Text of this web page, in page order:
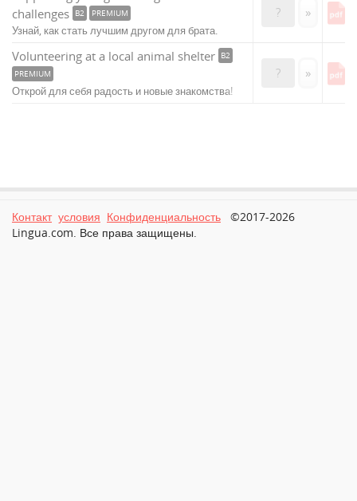
challenges
B2 PREMIUM
Узнай, как стать лучшим другом для брата.
? »
Volunteering at a local animal shelter
B2
PREMIUM
Открой для себя радость и новые знакомства!
? »
Контакт условия Конфиденциальность
©2017-2026
Lingua.com. Все права защищены.